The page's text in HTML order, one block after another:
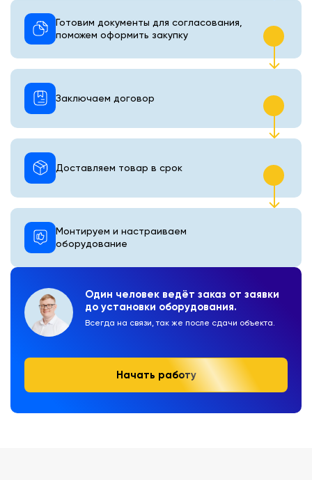
Один человек ведёт заказ от заявки
до установки оборудования.
Всегда на связи, так же после сдачи объекта.
Начать работу
Готовим документы для согласования,
поможем оформить закупку
Монтируем и настраиваем
оборудование
Доставляем товар в срок
Заключаем договор